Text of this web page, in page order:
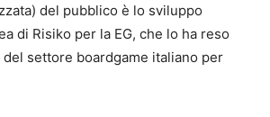
del pubblico è lo sviluppo
di Risiko per la EG, che lo ha reso
settore boardgame italiano per